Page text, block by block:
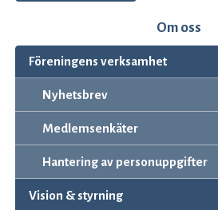
Om oss
Föreningens verksamhet
Nyhetsbrev
Medlemsenkäter
Hantering av personuppgifter
Vision & styrning